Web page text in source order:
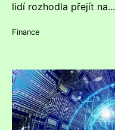
lidí rozhodla přejít na...
Finance